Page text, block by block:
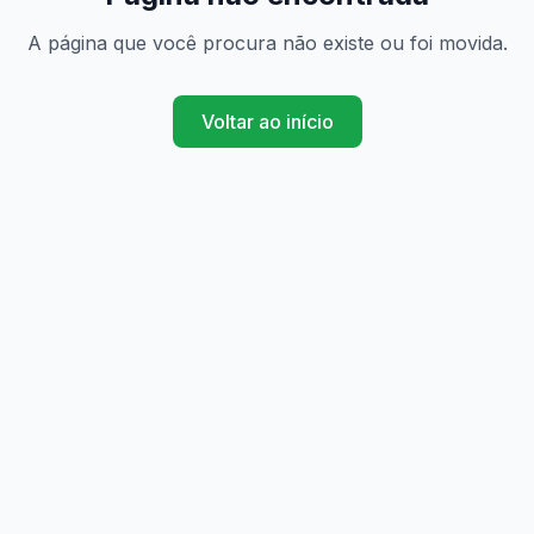
A página que você procura não existe ou foi movida.
Voltar ao início